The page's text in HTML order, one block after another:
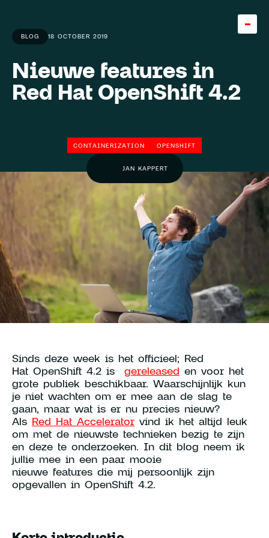
Home
Team
5
Knowledge base
Expertise
Diensten
Cases
Young Talent Programma
Contact
hallo@hcs-company.com
HCS Company
Anthony Fokkerweg 61
1059 CP Amsterdam
Instagram
LinkedIn
YouTube
BLOG 18 OCTOBER 2019
Nieuwe features in
Red Hat OpenShift 4.2
JAN KAPPERT
CONTAINERIZATION OPENSHIFT
Sinds deze week is het officieel; Red
Hat OpenShift 4.2 is gereleased en voor het
grote publiek beschikbaar. Waarschijnlijk kun
je niet wachten om er mee aan de slag te
gaan, maar wat is er nu precies nieuw?
Als Red Hat Accelerator vind ik het altijd leuk
om met de nieuwste technieken bezig te zijn
en deze te onderzoeken. In dit blog neem ik
jullie mee in een paar mooie
nieuwe features die mij persoonlijk zijn
opgevallen in OpenShift 4.2.